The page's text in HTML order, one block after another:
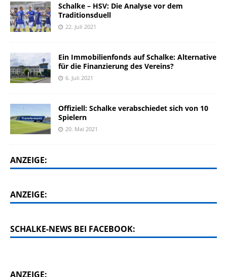
Schalke – HSV: Die Analyse vor dem
Traditionsduell
22. Juli 2021
Ein Immobilienfonds auf Schalke: Alternative
für die Finanzierung des Vereins?
6. Juli 2021
Offiziell: Schalke verabschiedet sich von 10
Spielern
20. Mai 2021
ANZEIGE:
ANZEIGE:
SCHALKE-NEWS BEI FACEBOOK:
ANZEIGE: